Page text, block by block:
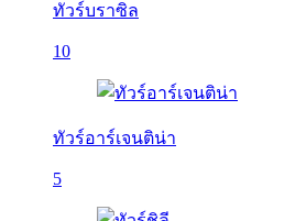
ทัวร์บราซิล
10
ทัวร์อาร์เจนติน่า
5